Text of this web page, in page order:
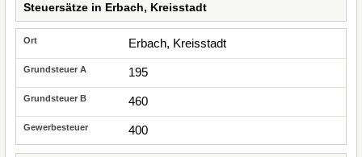
Steuersätze in Erbach, Kreisstadt
Erbach, Kreisstadt
195
460
400